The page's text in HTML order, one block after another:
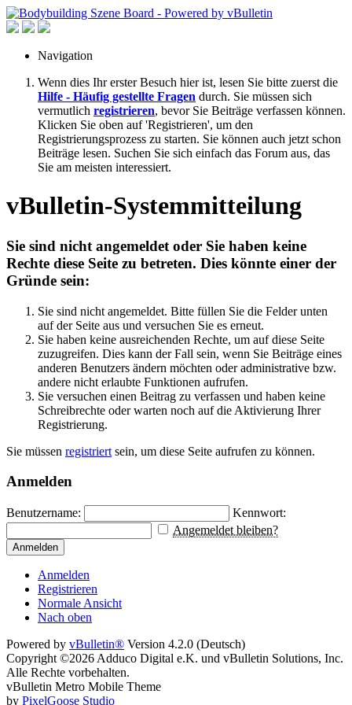
Navigation
Wenn dies Ihr erster Besuch hier ist, lesen Sie bitte zuerst die
Hilfe - Häufig gestellte Fragen durch. Sie müssen sich
vermutlich registrieren, bevor Sie Beiträge verfassen können.
Klicken Sie oben auf 'Registrieren', um den
Registrierungsprozess zu starten. Sie können auch jetzt schon
Beiträge lesen. Suchen Sie sich einfach das Forum aus, das
Sie am meisten interessiert.
vBulletin-Systemmitteilung
Sie sind nicht angemeldet oder Sie haben keine
Rechte diese Seite zu betreten. Dies könnte einer der
Gründe sein:
Sie sind nicht angemeldet. Bitte füllen Sie die Felder unten
auf der Seite aus und versuchen Sie es erneut.
Sie haben keine ausreichenden Rechte, um auf diese Seite
zuzugreifen. Dies kann der Fall sein, wenn Sie Beiträge eines
anderen Benutzers ändern möchten oder administrative bzw.
andere nicht erlaubte Funktionen aufrufen.
Sie versuchen einen Beitrag zu verfassen und haben keine
Schreibrechte oder warten noch auf die Aktivierung Ihrer
Registrierung.
Sie müssen registriert sein, um diese Seite aufrufen zu können.
Anmelden
Benutzername:
Kennwort:
Angemeldet bleiben?
Anmelden
Anmelden
Registrieren
Normale Ansicht
Nach oben
Powered by vBulletin® Version 4.2.0 (Deutsch)
Copyright ©2026 Adduco Digital e.K. und vBulletin Solutions, Inc.
Alle Rechte vorbehalten.
vBulletin Metro Mobile Theme
by PixelGoose Studio